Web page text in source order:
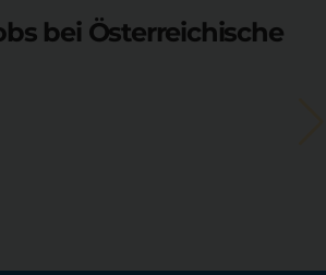
bei Österreichische